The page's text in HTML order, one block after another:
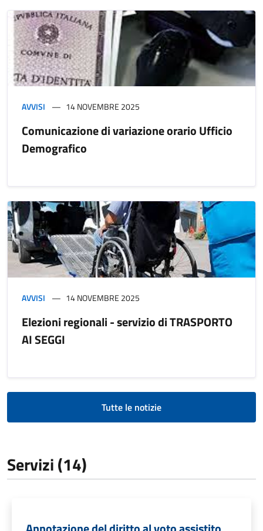
AVVISI 14 NOVEMBRE 2025
Comunicazione di variazione orario Ufficio
Demografico
AVVISI 14 NOVEMBRE 2025
Elezioni regionali - servizio di TRASPORTO
AI SEGGI
Tutte le notizie
Servizi (14)